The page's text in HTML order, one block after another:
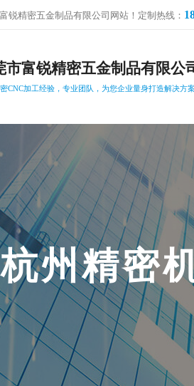
锐精密五金制品有限公司网站！定制热线：
市富锐精密五金制品有限公
CNC加工经验，专业团队，为您企业量身打造解决方
杭州精密